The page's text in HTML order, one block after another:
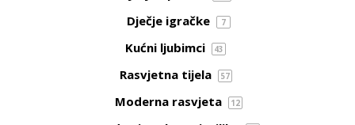
Dječje igračke 7
Kućni ljubimci 43
Rasvjetna tijela 57
Moderna rasvjeta 12